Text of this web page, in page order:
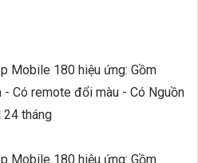
Mobile 180 hiệu ứng: Gồm
Có remote đổi màu - Có Nguồn
24 tháng
Mobile 180 hiệu ứng: Gồm